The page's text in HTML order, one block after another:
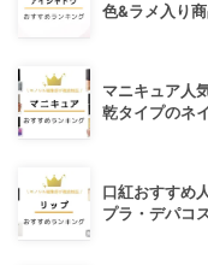
色&ラメ入り
マニキュア人
乾タイプのネ
口紅おすすめ
プラ・デパコ